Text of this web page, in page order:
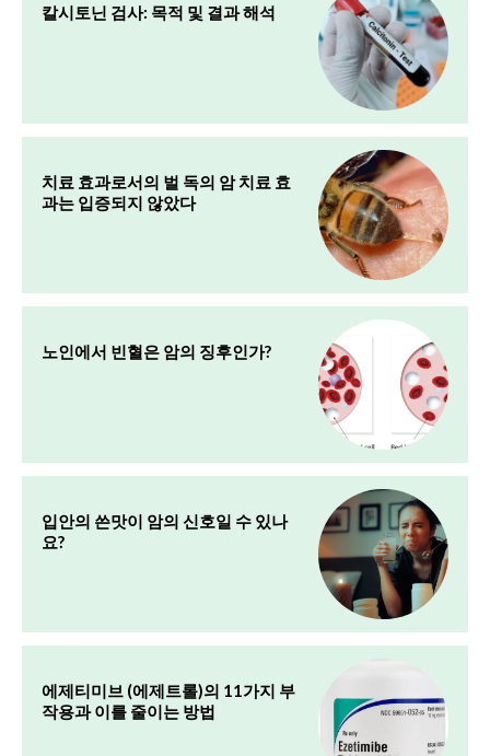
칼시토닌 검사: 목적 및 결과 해석
치료 효과로서의 벌 독의 암 치료 효
과는 입증되지 않았다
노인에서 빈혈은 암의 징후인가?
입안의 쓴맛이 암의 신호일 수 있나
요?
에제티미브 (에제트롤)의 11가지 부
작용과 이를 줄이는 방법